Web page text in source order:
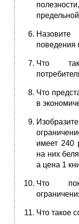
Назовите
поведения
Что
Что
в
имеет 240
на них
а цена 1
Что
Что такое